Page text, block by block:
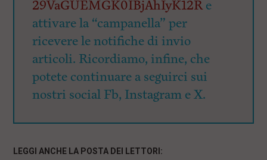
29VaGUEMGK0IBjAhIyK12Re
attivare la “campanella” per
ricevere le notifiche di invio
articoli. Ricordiamo, infine, che
potete continuare a seguirci sui
nostri social Fb, Instagram e X.
LEGGI ANCHE LA POSTA DEI LETTORI: